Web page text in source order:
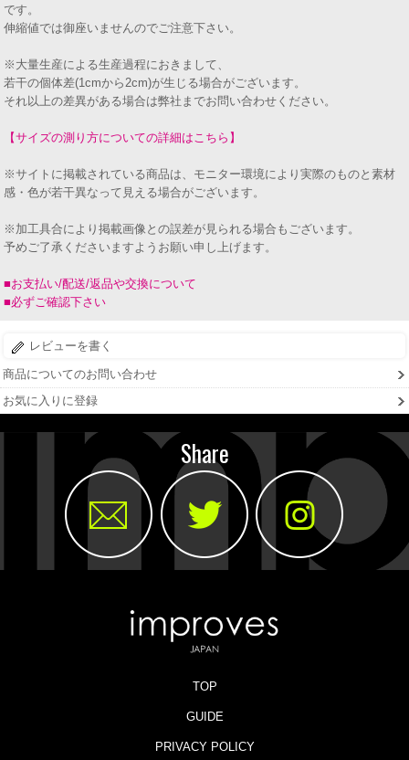
です。
伸縮値では御座いませんのでご注意下さい。
※大量生産による生産過程におきまして、
若干の個体差(1cmから2cm)が生じる場合がございます。
それ以上の差異がある場合は弊社までお問い合わせください。
【サイズの測り方についての詳細はこちら】
※サイトに掲載されている商品は、モニター環境により実際のものと素材
感・色が若干異なって見える場合がございます。
※加工具合により掲載画像との誤差が見られる場合もございます。
予めご了承くださいますようお願い申し上げます。
■お支払い/配送/返品や交換について
■必ずご確認下さい
レビューを書く
商品についてのお問い合わせ
お気に入りに登録
Share
TOP
GUIDE
PRIVACY POLICY